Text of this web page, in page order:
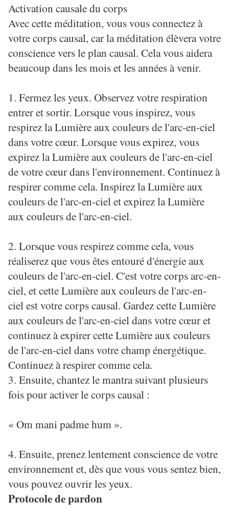
Activation causale du corps
Avec cette méditation, vous vous connectez à
votre corps causal, car la méditation élèvera votre
conscience vers le plan causal. Cela vous aidera
beaucoup dans les mois et les années à venir.
1. Fermez les yeux. Observez votre respiration
entrer et sortir. Lorsque vous inspirez, vous
respirez la Lumière aux couleurs de l'arc-en-ciel
dans votre cœur. Lorsque vous expirez, vous
expirez la Lumière aux couleurs de l'arc-en-ciel
de votre cœur dans l'environnement. Continuez à
respirer comme cela. Inspirez la Lumière aux
couleurs de l'arc-en-ciel et expirez la Lumière
aux couleurs de l'arc-en-ciel.
2. Lorsque vous respirez comme cela, vous
réaliserez que vous êtes entouré d'énergie aux
couleurs de l'arc-en-ciel. C'est votre corps arc-en-
ciel, et cette Lumière aux couleurs de l'arc-en-
ciel est votre corps causal. Gardez cette Lumière
aux couleurs de l'arc-en-ciel dans votre cœur et
continuez à expirer cette Lumière aux couleurs
de l'arc-en-ciel dans votre champ énergétique.
Continuez à respirer comme cela.
3. Ensuite, chantez le mantra suivant plusieurs
fois pour activer le corps causal :
« Om mani padme hum ».
4. Ensuite, prenez lentement conscience de votre
environnement et, dès que vous vous sentez bien,
vous pouvez ouvrir les yeux.
Protocole de pardon